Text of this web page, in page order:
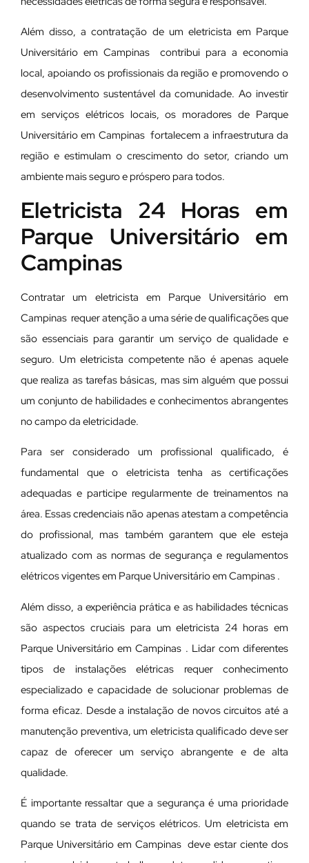
Além disso, a contratação de um eletricista em Parque
Universitário em Campinas contribui para a economia
local, apoiando os profissionais da região e promovendo o
desenvolvimento sustentável da comunidade. Ao investir
em serviços elétricos locais, os moradores de Parque
Universitário em Campinas fortalecem a infraestrutura da
região e estimulam o crescimento do setor, criando um
ambiente mais seguro e próspero para todos.
Eletricista 24 Horas em
Parque Universitário em
Campinas
Contratar um eletricista em Parque Universitário em
Campinas requer atenção a uma série de qualificações que
são essenciais para garantir um serviço de qualidade e
seguro. Um eletricista competente não é apenas aquele
que realiza as tarefas básicas, mas sim alguém que possui
um conjunto de habilidades e conhecimentos abrangentes
no campo da eletricidade.
Para ser considerado um profissional qualificado, é
fundamental que o eletricista tenha as certificações
adequadas e participe regularmente de treinamentos na
área. Essas credenciais não apenas atestam a competência
do profissional, mas também garantem que ele esteja
atualizado com as normas de segurança e regulamentos
elétricos vigentes em Parque Universitário em Campinas .
Além disso, a experiência prática e as habilidades técnicas
são aspectos cruciais para um eletricista 24 horas em
Parque Universitário em Campinas . Lidar com diferentes
tipos de instalações elétricas requer conhecimento
especializado e capacidade de solucionar problemas de
forma eficaz. Desde a instalação de novos circuitos até a
manutenção preventiva, um eletricista qualificado deve ser
capaz de oferecer um serviço abrangente e de alta
qualidade.
É importante ressaltar que a segurança é uma prioridade
quando se trata de serviços elétricos. Um eletricista em
Parque Universitário em Campinas deve estar ciente dos